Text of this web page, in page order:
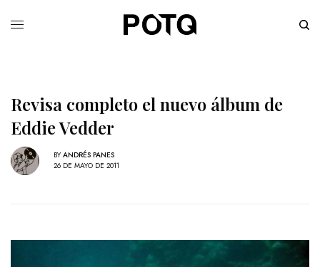
Revisa completo el nuevo álbum de
Eddie Vedder
BY ANDRÉS PANES
26 DE MAYO DE 2011